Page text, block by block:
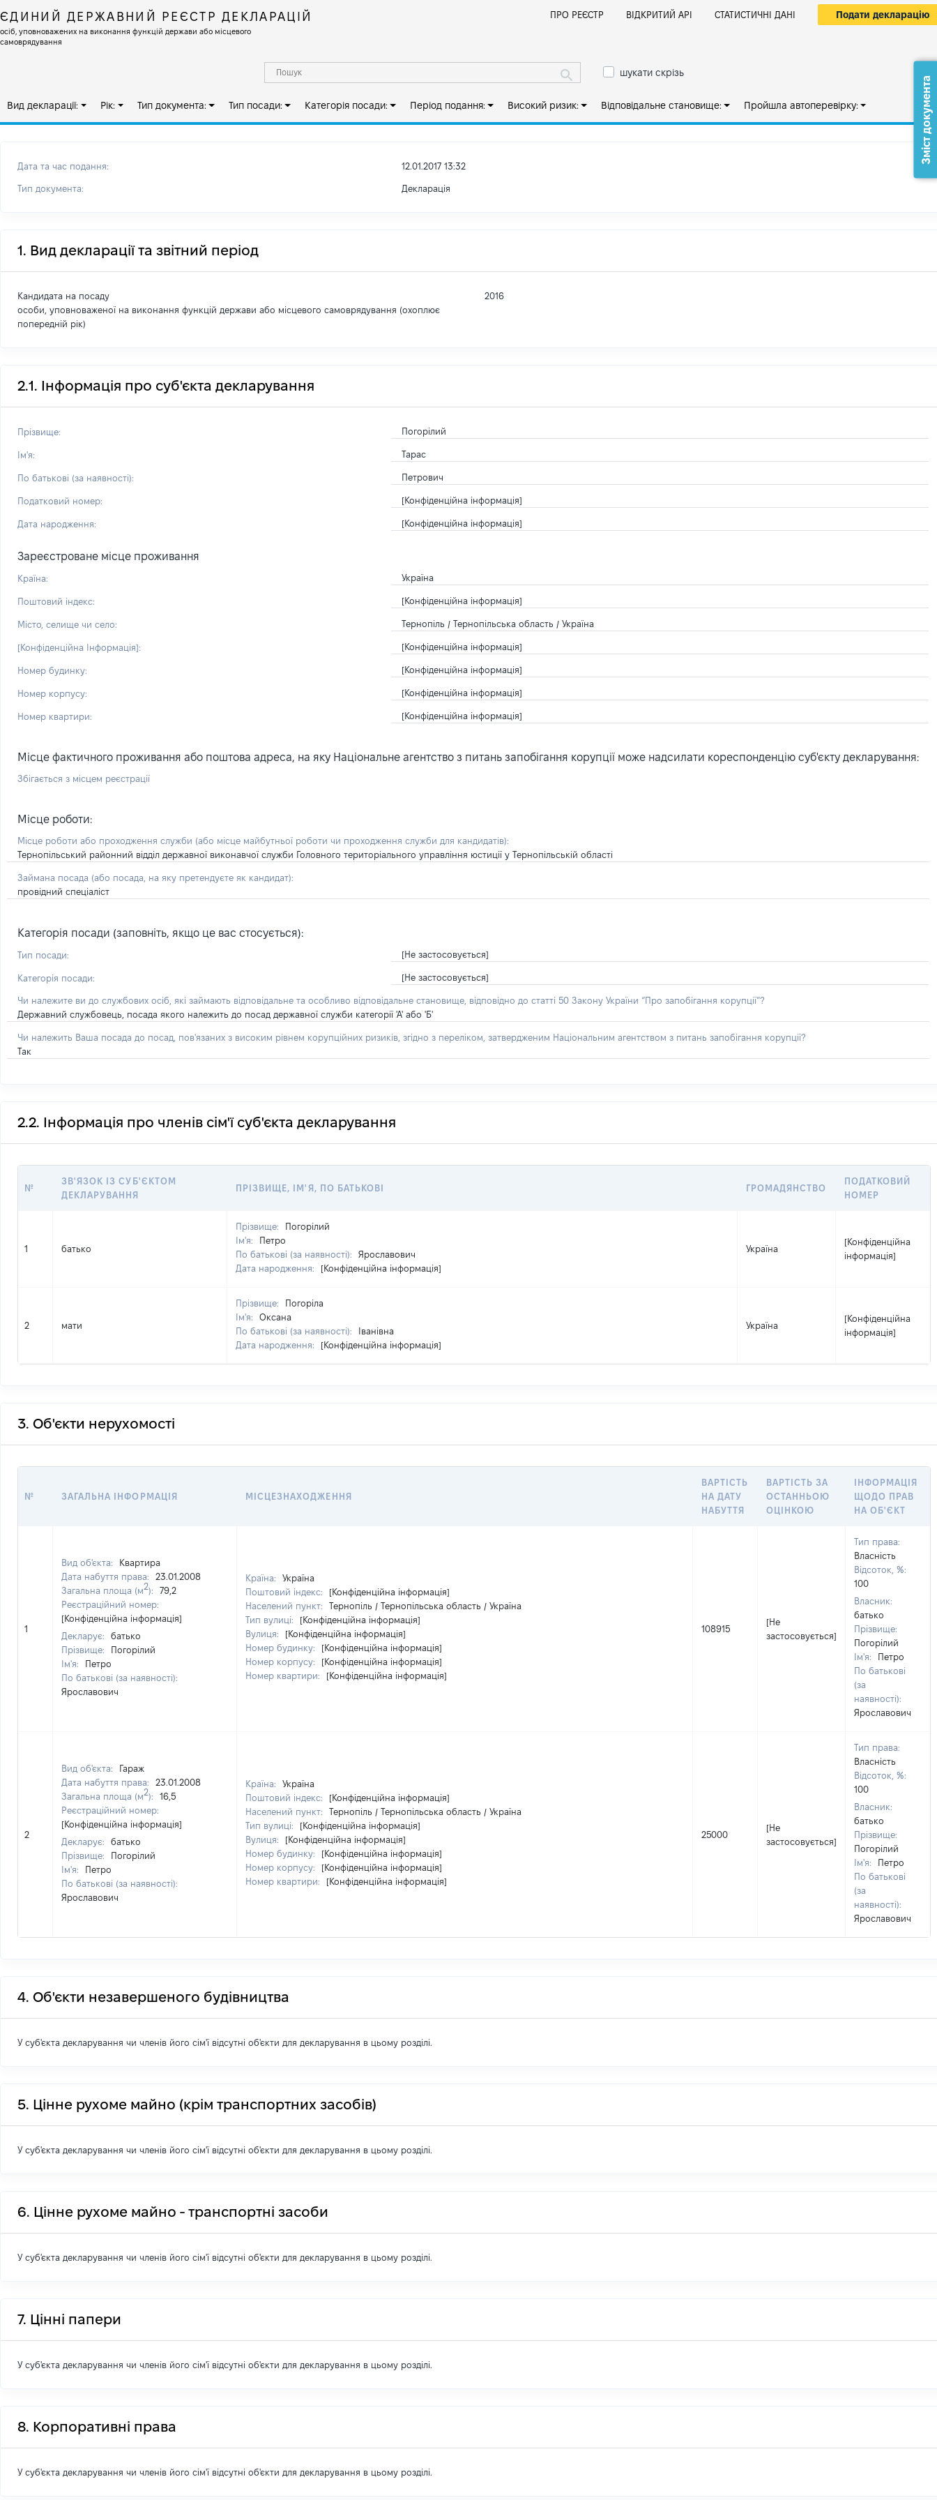
ЄДИНИЙ ДЕРЖАВНИЙ РЕЄСТР ДЕКЛАРАЦІЙ
осіб, уповноважених на виконання функцій держави або місцевого
самоврядування
ПРО РЕЄСТР ВІДКРИТИЙ АРІ СТАТИСТИЧНІ ДАНІ Подати декларацію
шукати скрізь
Вид декларації: Рік: Тип документа: Тип посади: Категорія посади: Період подання: Високий ризик: Відповідальне становище: Пройшла автоперевірку:
Дата та час подання: 12.01.2017 13:32
Тип документа: Декларація
1. Вид декларації та звітний період
Кандидата на посаду
особи, уповноваженої на виконання функцій держави або місцевого самоврядування (охоплює
попередній рік)
2016
2.1. Інформація про суб'єкта декларування
Прізвище: Погорілий
Ім'я: Тарас
По батькові (за наявності): Петрович
Податковий номер: [Конфіденційна інформація]
Дата народження: [Конфіденційна інформація]
Зареєстроване місце проживання
Країна: Україна
Поштовий індекс: [Конфіденційна інформація]
Місто, селище чи село: Тернопіль / Тернопільська область / Україна
[Конфіденційна Інформація]: [Конфіденційна інформація]
Номер будинку: [Конфіденційна інформація]
Номер корпусу: [Конфіденційна інформація]
Номер квартири: [Конфіденційна інформація]
Місце фактичного проживання або поштова адреса, на яку Національне агентство з питань запобігання корупції може надсилати кореспонденцію суб'єкту декларування:
Збігається з місцем реєстрації
Місце роботи:
Місце роботи або проходження служби (або місце майбутньої роботи чи проходження служби для кандидатів):
Тернопільський районний відділ державної виконавчої служби Головного територіального управління юстиції у Тернопільській області
Займана посада (або посада, на яку претендуєте як кандидат):
провідний спеціаліст
Категорія посади (заповніть, якщо це вас стосується):
Тип посади: [Не застосовується]
Категорія посади: [Не застосовується]
Чи належите ви до службових осіб, які займають відповідальне та особливо відповідальне становище, відповідно до статті 50 Закону України “Про запобігання корупції”?
Державний службовець, посада якого належить до посад державної служби категорії 'А' або 'Б'
Чи належить Ваша посада до посад, пов'язаних з високим рівнем корупційних ризиків, згідно з переліком, затвердженим Національним агентством з питань запобігання корупції?
Так
2.2. Інформація про членів сім'ї суб'єкта декларування
№
ЗВ'ЯЗОК ІЗ СУБ'ЄКТОМ
ДЕКЛАРУВАННЯ
ПРІЗВИЩЕ, ІМ'Я, ПО БАТЬКОВІ ГРОМАДЯНСТВО
ПОДАТКОВИЙ
НОМЕР
1 батько
Прізвище:
Погорілий
Ім'я:
Петро
По батькові (за наявності):
Ярославович
Дата народження:
[Конфіденційна інформація]
Україна
[Конфіденційна
інформація]
2 мати
Прізвище:
Погоріла
Ім'я:
Оксана
По батькові (за наявності):
Іванівна
Дата народження:
[Конфіденційна інформація]
Україна
[Конфіденційна
інформація]
3. Об'єкти нерухомості
№ ЗАГАЛЬНА ІНФОРМАЦІЯ МІСЦЕЗНАХОДЖЕННЯ
ВАРТІСТЬ
НА ДАТУ
НАБУТТЯ
ВАРТІСТЬ ЗА
ОСТАННЬОЮ
ОЦІНКОЮ
ІНФОРМАЦІЯ
ЩОДО ПРАВ
НА ОБ'ЄКТ
1
Вид об'єкта:
Квартира
Дата набуття права:
23.01.2008
Загальна площа (м2):
79,2
Реєстраційний номер:
[Конфіденційна інформація]
Декларує:
батько
Прізвище:
Погорілий
Ім'я:
Петро
По батькові (за наявності):
Ярославович
Країна:
Україна
Поштовий індекс:
[Конфіденційна інформація]
Населений пункт:
Тернопіль / Тернопільська область / Україна
Тип вулиці:
[Конфіденційна інформація]
Вулиця:
[Конфіденційна інформація]
Номер будинку:
[Конфіденційна інформація]
Номер корпусу:
[Конфіденційна інформація]
Номер квартири:
[Конфіденційна інформація]
108915
[Не
застосовується]
Тип права:
Власність
Відсоток, %:
100
Власник:
батько
Прізвище:
Погорілий
Ім'я:
Петро
По батькові
(за
наявності):
Ярославович
2
Вид об'єкта:
Гараж
Дата набуття права:
23.01.2008
Загальна площа (м2):
16,5
Реєстраційний номер:
[Конфіденційна інформація]
Декларує:
батько
Прізвище:
Погорілий
Ім'я:
Петро
По батькові (за наявності):
Ярославович
Країна:
Україна
Поштовий індекс:
[Конфіденційна інформація]
Населений пункт:
Тернопіль / Тернопільська область / Україна
Тип вулиці:
[Конфіденційна інформація]
Вулиця:
[Конфіденційна інформація]
Номер будинку:
[Конфіденційна інформація]
Номер корпусу:
[Конфіденційна інформація]
Номер квартири:
[Конфіденційна інформація]
25000
[Не
застосовується]
Тип права:
Власність
Відсоток, %:
100
Власник:
батько
Прізвище:
Погорілий
Ім'я:
Петро
По батькові
(за
наявності):
Ярославович
4. Об'єкти незавершеного будівництва
У суб'єкта декларування чи членів його сім'ї відсутні об'єкти для декларування в цьому розділі.
5. Цінне рухоме майно (крім транспортних засобів)
У суб'єкта декларування чи членів його сім'ї відсутні об'єкти для декларування в цьому розділі.
6. Цінне рухоме майно - транспортні засоби
У суб'єкта декларування чи членів його сім'ї відсутні об'єкти для декларування в цьому розділі.
7. Цінні папери
У суб'єкта декларування чи членів його сім'ї відсутні об'єкти для декларування в цьому розділі.
8. Корпоративні права
У суб'єкта декларування чи членів його сім'ї відсутні об'єкти для декларування в цьому розділі.
Зміст документа